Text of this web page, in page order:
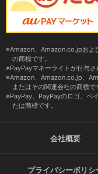
Amazon、Amazon.co.jpおよ
の商標です。
PayPayマネーライトが付与
Amazon、Amazon.co.jp、
またはその関連会社の商標で
PayPay、PayPayのロゴ、ペ
たは商標です。
会社概要
プライバシーポリシ